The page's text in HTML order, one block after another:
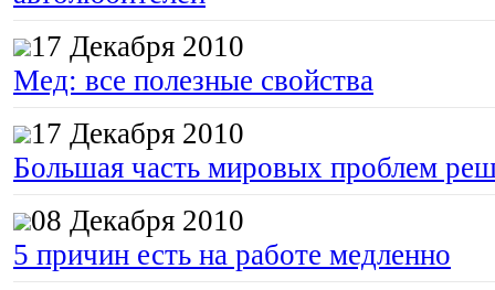
17 Декабря 2010
Мед: все полезные свойства
17 Декабря 2010
Большая часть мировых проблем
08 Декабря 2010
5 причин есть на работе медленно